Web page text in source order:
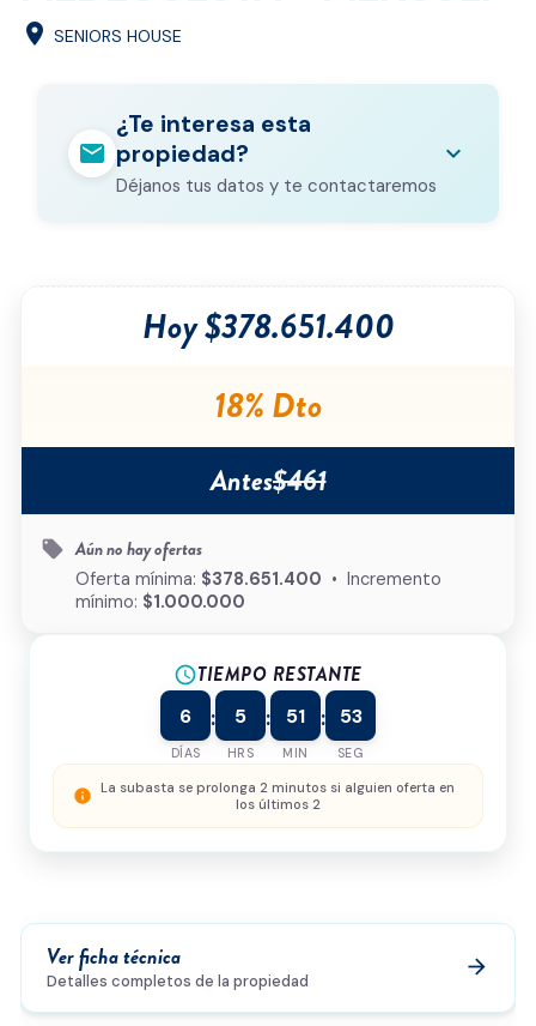
location_on SENIORS HOUSE
mail
¿Te interesa esta
propiedad?
Déjanos tus datos y te contactaremos
expand_more
Correo electrónico
¿Cómo podemos ayudarte?
política de privacidady el
tratamiento de
Enviar solicitud
Hoy $378.651.400
18% Dto
Antes$461
local_offer Aún no hay ofertas
Oferta mínima: $378.651.400 • Incremento
mínimo: $1.000.000
scheduleTIEMPO RESTANTE
6
DÍAS
: 5
HRS
: 51
MIN
: 53
SEG
info La subasta se prolonga 2 minutos si alguien oferta en
los últimos 2
Ver ficha técnica
Detalles completos de la propiedad
arrow_forward